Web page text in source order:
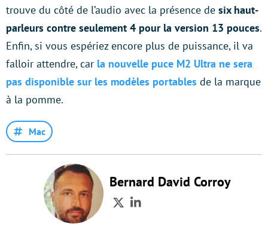
trouve du côté de l’audio avec la présence de six haut-
parleurs contre seulement 4 pour la version 13 pouces.
Enfin, si vous espériez encore plus de puissance, il va
falloir attendre, car la nouvelle puce M2 Ultra ne sera
pas disponible sur les modèles portables de la marque
à la pomme.
Mac
Bernard David Corroy
TwitterLinkedIn